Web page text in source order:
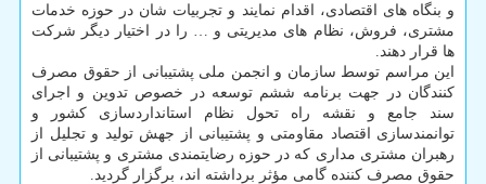
و بنگاه های اقتصادی، اقدام نمایند و تجربیات شان در حوزه خدمات
مشتری، فروش، نظام های مدیریتی و … را در اختیار دیگر شرکت
ها قرار دهند.
این مراسم توسط سازمان و انجمن ملی پشتیبانی از حقوق مصرف
کنندگان در جهت برنامه ششم توسعه در خصوص تدوین و اجرای
سند جامع و نقشه راه تحول نظام استانداردسازی کشور و
توانمندسازی اقتصاد مقاومتی و پشتیبانی از جهش تولید و تجلیل از
رهبران مشتری مداری که در حوزه رضایتمندی مشتری و پشتیبانی از
حقوق مصرف کننده گامی مؤثر برداشته اند، برگزار گردید.